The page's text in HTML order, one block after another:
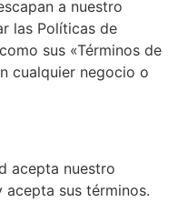
a nuestro
las Políticas de
sus «Términos de
cualquier negocio o
acepta nuestro
sus términos.